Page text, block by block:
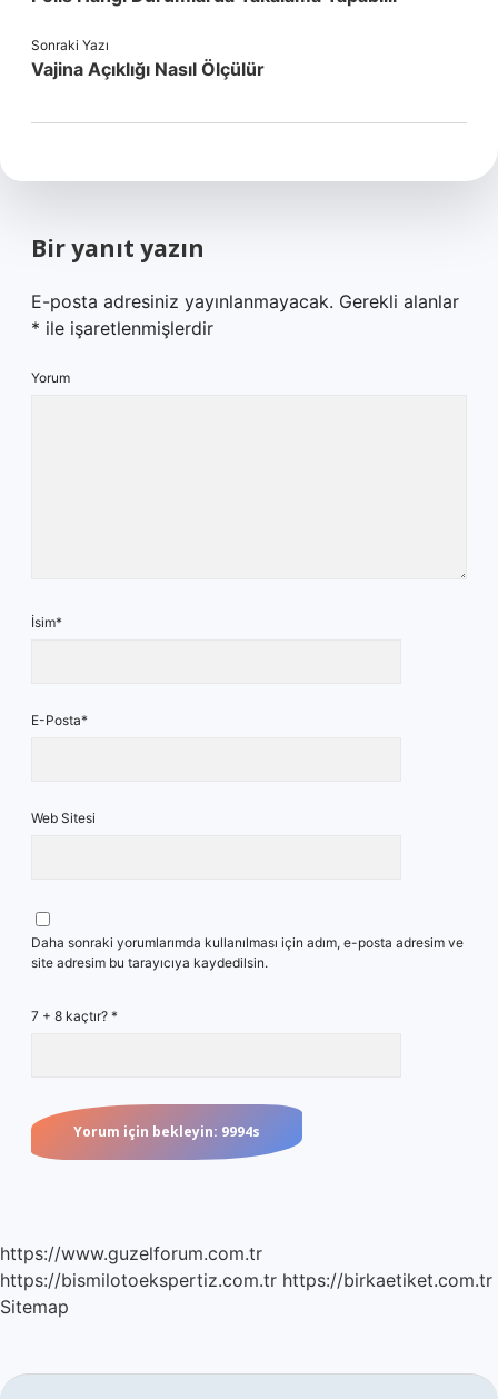
Sonraki Yazı
Vajina Açıklığı Nasıl Ölçülür
Bir yanıt yazın
E-posta adresiniz yayınlanmayacak. Gerekli alanlar
* ile işaretlenmişlerdir
Yorum
İsim*
E-Posta*
Web Sitesi
Daha sonraki yorumlarımda kullanılması için adım, e-posta adresim ve
site adresim bu tarayıcıya kaydedilsin.
7 + 8 kaçtır? *
https://www.guzelforum.com.tr
https://bismilotoekspertiz.com.tr https://birkaetiket.com.tr
Sitemap